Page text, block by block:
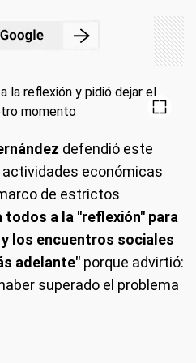
defendió este
económicas
de estrictos
todos a la "reflexión" para
los encuentros sociales
adelante" porque advirtió:
superado el problema